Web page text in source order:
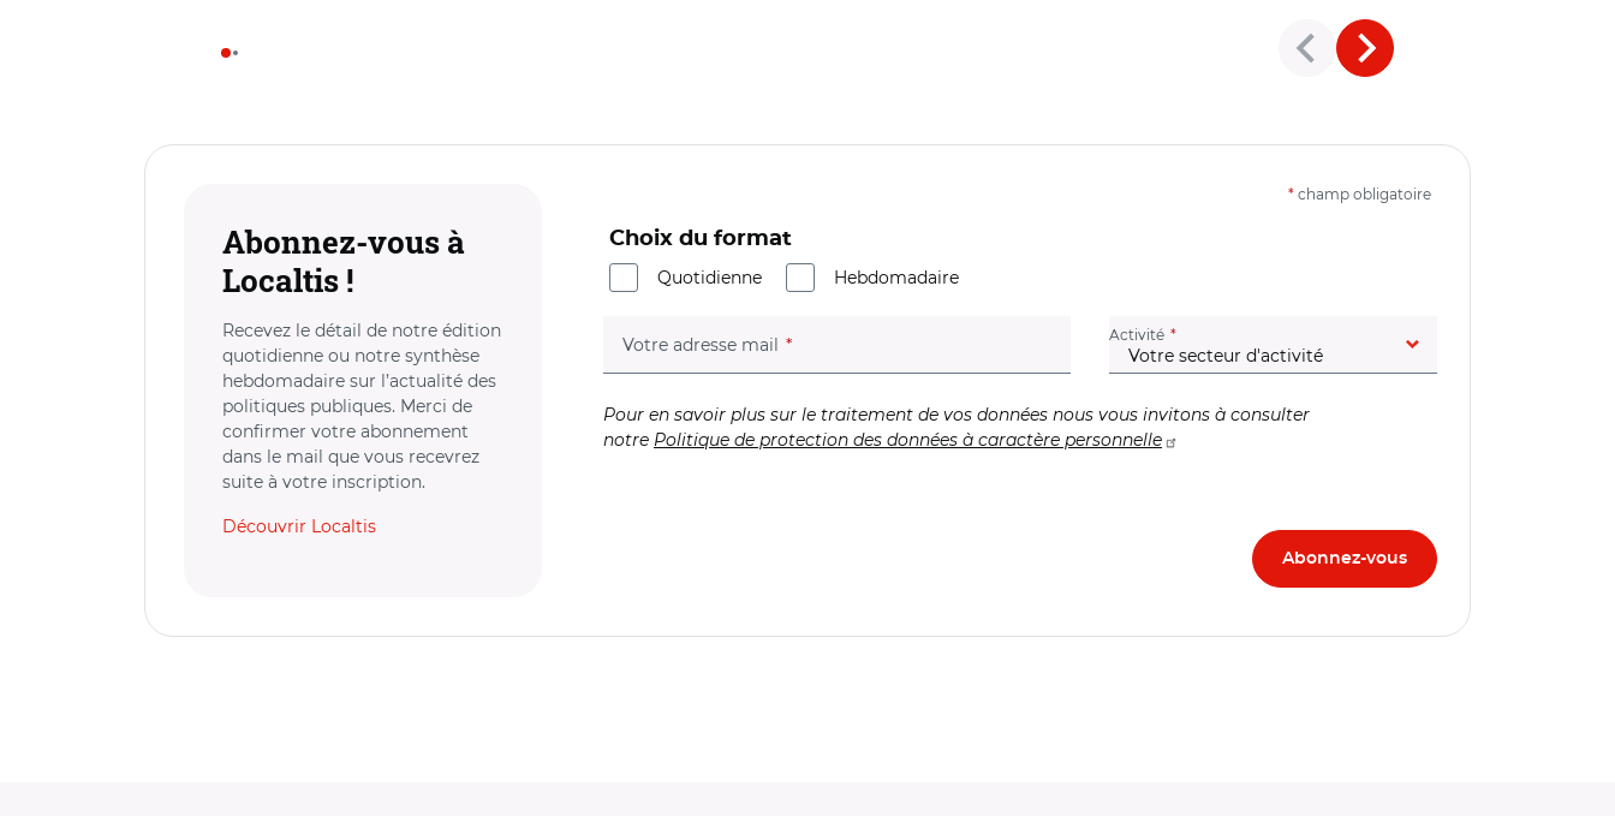
Abonnez-vous à
Localtis !
Recevez le détail de notre édition
quotidienne ou notre synthèse
hebdomadaire sur l’actualité des
politiques publiques. Merci de
confirmer votre abonnement
dans le mail que vous recevrez
suite à votre inscription.
Découvrir Localtis
* champ obligatoire
Choix du format
Quotidienne
Hebdomadaire
Votre adresse mail (champ obligatoire) Activité (champ obligatoire)
Pour en savoir plus sur le traitement de vos données nous vous invitons à consulter
notre Politique de protection des données à caractère personnelle